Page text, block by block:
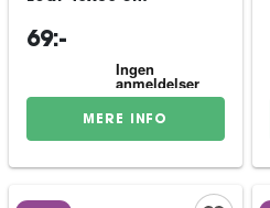
69:-
MERE INFO